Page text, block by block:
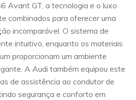
Avant GT, a tecnologia e o luxo
combinados para oferecer uma
incomparável. O sistema de
intuitivo, enquanto os materiais
proporcionam um ambiente
A Audi também equipou este
de assistência ao condutor de
segurança e conforto em